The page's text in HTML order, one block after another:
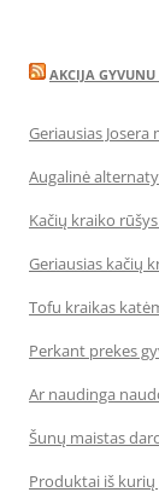
AKCIJA GYVUNU
Geriausias
Augalinė
Kačių kraiko
Geriausias kačių
Tofu kraikas
Perkant prekes
Ar naudinga
Šunų maistas
Produktai iš